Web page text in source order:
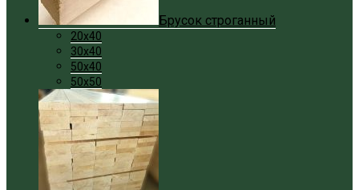
Брусок строганный
20x40
30x40
50x40
50x50